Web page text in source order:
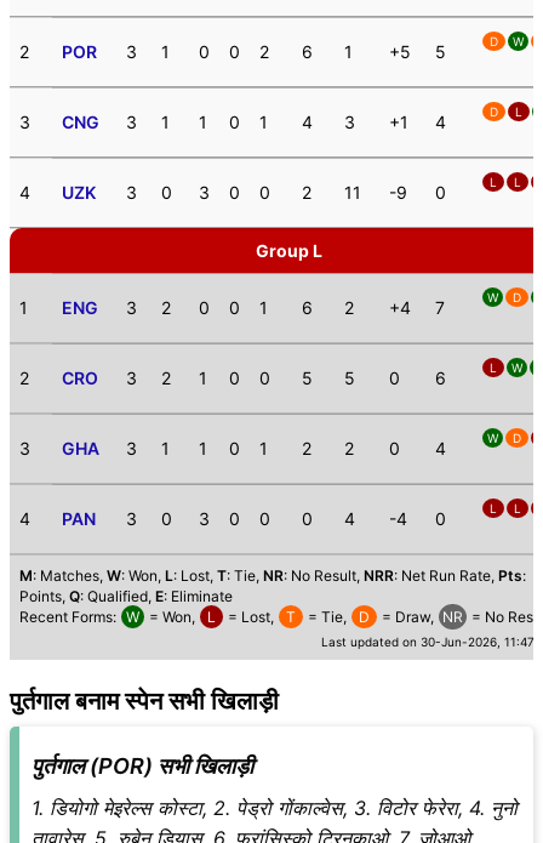
2 POR 3 1 0 0 2 6 1 +5 5 D W
3 CNG 3 1 1 0 1 4 3 +1 4 D L
4 UZK 3 0 3 0 0 2 11 -9 0 L L
Group L
1 ENG 3 2 0 0 1 6 2 +4 7 W D
2 CRO 3 2 1 0 0 5 5 0 6 L W
3 GHA 3 1 1 0 1 2 2 0 4 W D
4 PAN 3 0 3 0 0 0 4 -4 0 L L
M: Matches, W: Won, L: Lost, T: Tie, NR: No Result, NRR: Net Run Rate, Pts:
Points, Q: Qualified, E: Eliminate
Recent Forms: W = Won, L = Lost, T = Tie, D = Draw, NR = No
Last updated on 30-Jun-2026, 11:47
पुर्तगाल बनाम स्पेन सभी खिलाड़ी
पुर्तगाल (POR) सभी खिलाड़ी
1. डियोगो मेइरेल्स कोस्टा, 2. पेड्रो गोंकाल्वेस, 3. विटोर फेरेरा, 4. नुनो
तावारेस, 5. रुबेन डियास, 6. फ्रांसिस्को ट्रिनकाओ, 7. जोआओ